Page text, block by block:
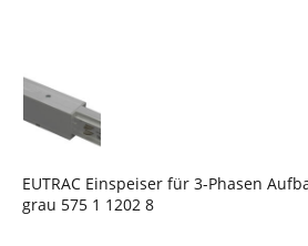
EUTRAC Einspeiser für 3-Phasen
grau 575 1 1202 8